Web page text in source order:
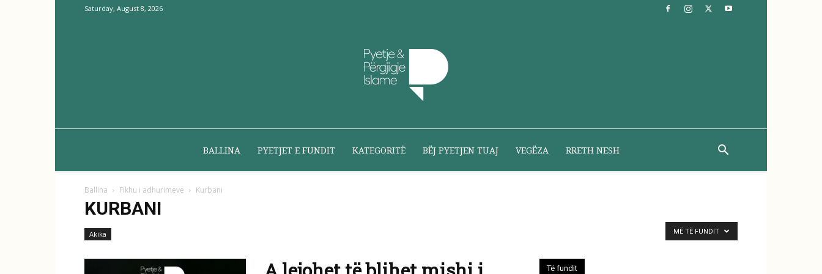
Saturday, August 8, 2026
BALLINA PYETJET E FUNDIT KATEGORITË BËJ PYETJEN TUAJ VEGËZA RRETH NESH
Ballina Fikhu i adhurimeve Kurbani
KURBANI
Akika MË TË FUNDIT
Të fundit